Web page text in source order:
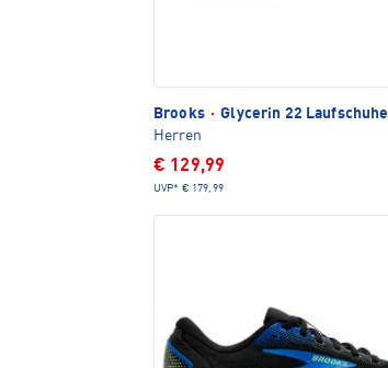
Brooks · Glycerin 22 Laufschuhe
Herren
€ 129,99
UVP* € 179,99